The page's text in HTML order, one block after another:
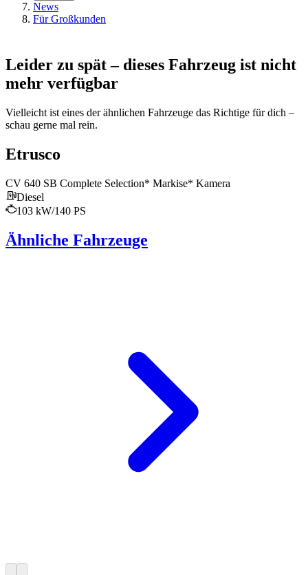
News
Für Großkunden
Leider zu spät – dieses Fahrzeug ist nicht
mehr verfügbar
Vielleicht ist eines der ähnlichen Fahrzeuge das Richtige für dich –
schau gerne mal rein.
Etrusco
CV 640 SB Complete Selection* Markise* Kamera
Diesel
103 kW/140 PS
Ähnliche Fahrzeuge